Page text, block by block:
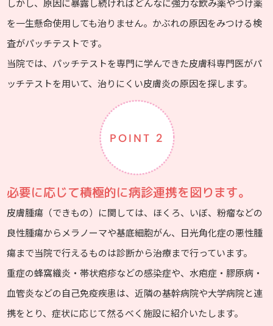
しかし、原因に暴露し続ければどんなに強力な飲み薬やつけ薬
を一生懸命使用しても治りません。かぶれの原因をみつける検
査がパッチテストです。
当院では、パッチテストを専門に学んできた皮膚科専門医がパ
ッチテストを用いて、治りにくい皮膚炎の原因を探します。
POINT 2
必要に応じて積極的に病診連携を図ります。
皮膚腫瘍（できもの）に関しては、ほくろ、いぼ、粉瘤などの
良性腫瘍からメラノーマや基底細胞がん、日光角化症の悪性腫
瘍まで当院で行えるものは診断から治療まで行っています。
重症の蜂窩織炎・帯状疱疹などの感染症や、水疱症・膠原病・
血管炎などの自己免疫疾患は、近隣の基幹病院や大学病院と連
携をとり、症状に応じて然るべく施設に紹介いたします。